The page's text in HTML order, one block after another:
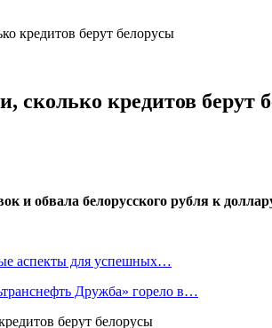
кредитов берут белорусы
сколько кредитов берут
и обвала белорусского рубля к
аспекты для успешных…
Дружба» горело в…